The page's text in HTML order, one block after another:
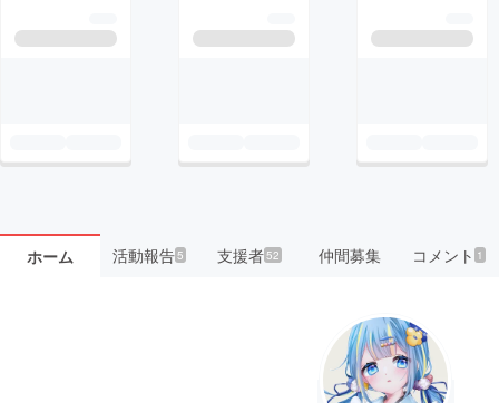
ホーム 活動報告5 支援者52 仲間募集 コメント 1